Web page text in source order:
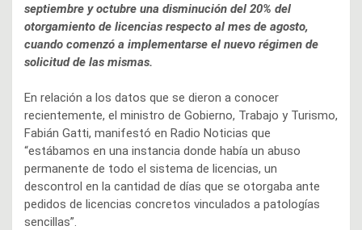
septiembre y octubre una disminución del 20% del
otorgamiento de licencias respecto al mes de agosto,
cuando comenzó a implementarse el nuevo régimen de
solicitud de las mismas.
En relación a los datos que se dieron a conocer
recientemente, el ministro de Gobierno, Trabajo y Turismo,
Fabián Gatti, manifestó en Radio Noticias que
“estábamos en una instancia donde había un abuso
permanente de todo el sistema de licencias, un
descontrol en la cantidad de días que se otorgaba ante
pedidos de licencias concretos vinculados a patologías
sencillas”.